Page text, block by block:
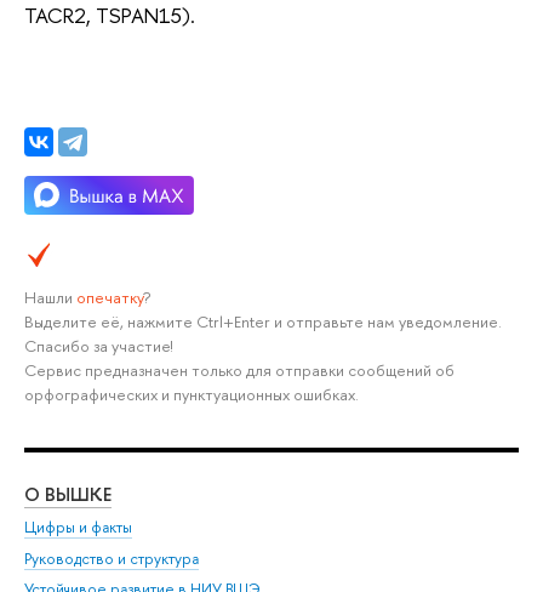
TACR2, TSPAN15).
Нашли опечатку?
Выделите её, нажмите Ctrl+Enter и отправьте нам уведомление.
Спасибо за участие!
Сервис предназначен только для отправки сообщений об
орфографических и пунктуационных ошибках.
О ВЫШКЕ
Цифры и факты
Руководство и структура